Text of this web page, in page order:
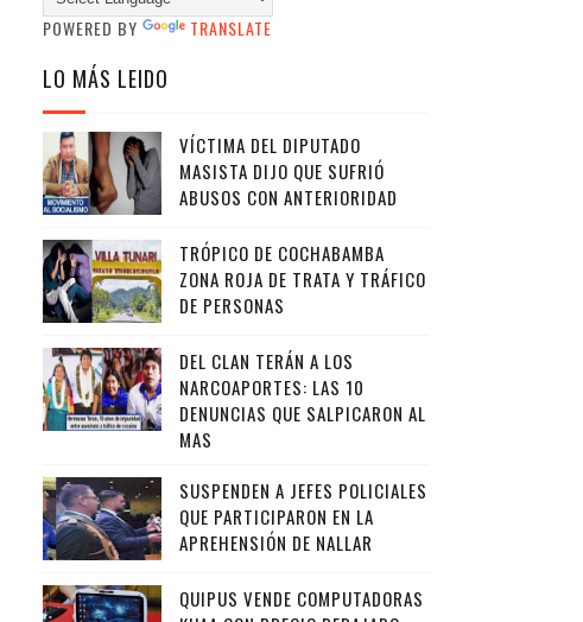
POWERED BY TRANSLATE
LO MÁS LEIDO
VÍCTIMA DEL DIPUTADO
MASISTA DIJO QUE SUFRIÓ
ABUSOS CON ANTERIORIDAD
TRÓPICO DE COCHABAMBA
ZONA ROJA DE TRATA Y TRÁFICO
DE PERSONAS
DEL CLAN TERÁN A LOS
NARCOAPORTES: LAS 10
DENUNCIAS QUE SALPICARON AL
MAS
SUSPENDEN A JEFES POLICIALES
QUE PARTICIPARON EN LA
APREHENSIÓN DE NALLAR
QUIPUS VENDE COMPUTADORAS